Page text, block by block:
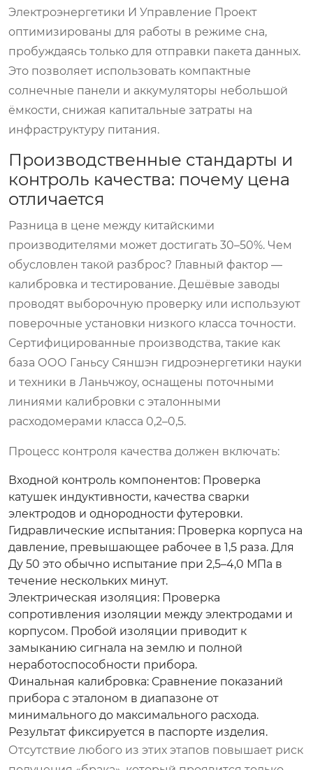
Электроэнергетики И Управление Проект
оптимизированы для работы в режиме сна,
пробуждаясь только для отправки пакета данных.
Это позволяет использовать компактные
солнечные панели и аккумуляторы небольшой
ёмкости, снижая капитальные затраты на
инфраструктуру питания.
Производственные стандарты и
контроль качества: почему цена
отличается
Разница в цене между китайскими
производителями может достигать 30–50%. Чем
обусловлен такой разброс? Главный фактор —
калибровка и тестирование. Дешёвые заводы
проводят выборочную проверку или используют
поверочные установки низкого класса точности.
Сертифицированные производства, такие как
база ООО Ганьсу Сяншэн гидроэнергетики науки
и техники в Ланьчжоу, оснащены поточными
линиями калибровки с эталонными
расходомерами класса 0,2–0,5.
Процесс контроля качества должен включать:
Входной контроль компонентов: Проверка
катушек индуктивности, качества сварки
электродов и однородности футеровки.
Гидравлические испытания: Проверка корпуса на
давление, превышающее рабочее в 1,5 раза. Для
Ду 50 это обычно испытание при 2,5–4,0 МПа в
течение нескольких минут.
Электрическая изоляция: Проверка
сопротивления изоляции между электродами и
корпусом. Пробой изоляции приводит к
замыканию сигнала на землю и полной
неработоспособности прибора.
Финальная калибровка: Сравнение показаний
прибора с эталоном в диапазоне от
минимального до максимального расхода.
Результат фиксируется в паспорте изделия.
Отсутствие любого из этих этапов повышает риск